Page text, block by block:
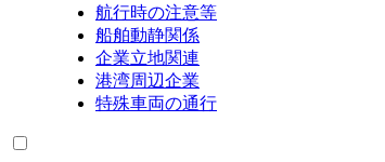
航行時の注意等
船舶動静関係
企業立地関連
港湾周辺企業
特殊車両の通行